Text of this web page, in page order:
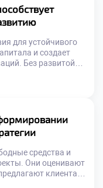
свободное
стандартов и
[…]
для устойчивого
и создает
Без развитой
Каждый вклад,
и направляют
[…]
средства и
Они оценивают
клиентам